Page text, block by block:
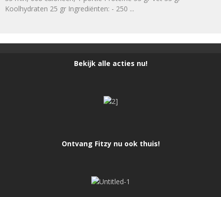
Koolhydraten 25 gr Ingrediënten: - 250 ...
Bekijk alle acties nu!
Ontvang Fitzy nu ook thuis!